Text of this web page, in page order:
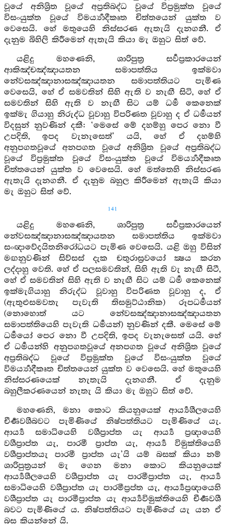
වූයේ අනිශ්‍රිත වූයේ අප්‍රතිබද්ධ වූයේ විප්‍රමුක්ත වූයේ
විසංයුක්ත වූයේ විමර්‍ය්‍යාදීකෘත චිත්තයෙන් යුක්ත ව
වෙසෙයි. හේ මතුයෙහි නිස්සරණ ඇතැයි දැනගනී. ඒ
දැනුම බිහිලි කිරීමෙන් ඇතැයි කියා මැ ඔහුට සිත් වේ.
යළිදු මහණෙනි, ශාරිපුත්‍ර සර්‍වප්‍රකාරයෙන්
ආකිඤ්චඤ්ඤායතන සමාපත්තිය ඉක්මවා
නේවසඤ්ඤානාසඤ්ඤායතන සමාපත්තියට පැමිණ
වෙසෙයි, හේ ඒ සමවතින් සිහි ඇති ව නැඟී සිටි, හේ ඒ
සමවතින් සිහි ඇති ව නැඟී සිට යම් ධර්‍ම කෙනෙක්
ඉක්මැ ගියාහු නිරුද්ධ වූවාහු විපරිණත වූවාහු ද ඒ ධර්‍මයන්
විදසුන් නුවණින් දකී: ‘මෙසේ මේ දහම්හු පෙර නො වී
උපදිති, ඉපද වැනැසෙත්’ යයි, හේ ඒ දහම්හි
අනුපගතවූයේ අනපගත වූයේ අනිශ්‍රිත වූයේ අප්‍රතිබද්ධ
වූයේ විප්‍රමුක්ත වූයේ විසංයුක්ත වූයේ විමර්‍ය්‍යාදීකෘත
චිත්තයෙන් යුක්ත ව වෙසෙයි. හේ මත්තෙහි නිස්සරණ
ඇතැයි දැනගනී. ඒ දැනුම බහුල කිරීමෙන් ඇතැයි කියා
මැ ඔහුට සිත් වේ.
141
යළිදු මහණෙනි, ශාරිපුත්‍ර සර්‍වප්‍රකාරයෙන්
නේවසඤ්ඤානාසඤ්ඤායතන සමාපත්තිය ඉක්මවා
සංඥාවේදයිතනිරෝධයට පැමිණ වෙසෙයි. යළි ඔහු විසින්
මඟනුවණින් සිව්සස් දැක චතුරාස්‍රවයෝ ක්‍ෂය කරන
ලද්දාහු වෙති. හේ ඒ පලසමවතින්, සිහි ඇති වැ නැඟී සිටී,
හේ ඒ සමවතින් සිහි ඇති ව නැඟී සිට යම් ධර්‍ම කෙනෙක්
ඉක්මැගියාහු නිරුද්ධ වූවාහු විපරිණත වූවාහු ද, ඒ
(ඇතුළුසමවතැ පැවැති තිසමුට්ඨානික) රූපධර්‍මයන්
(නොහොත් යට නේවසඤ්ඤානාසඤ්ඤායතන
සමාපත්තියෙහි පැවැති ධර්‍මයන්) නුවණින් දකී. මෙසේ මේ
ධර්‍මයෝ පෙර නො වී උපදිති, ඉපද වැනැසෙත් යයි. හේ
ඒ ධර්‍මයන්හි අනුපගතවූයේ අනපගත වූයේ අනිශ්‍රිත වූයේ
අප්‍රතිබද්ධ වූයේ විප්‍රමුක්ත වූයේ විසංයුක්ත වූයේ
විමර්‍ය්‍යාදීකෘත චිත්තයෙන් යුක්ත ව වෙසෙයි. හේ මතුයෙහි
නිස්සරණයෙක් නැතැයි දැනගනී. ඒ දැනුම
බහුලීකරණයෙන් නැතැ යි කියා මැ ඔහුට සිත් වේ.
මහණෙනි, මනා කොට කියනුයෙක් ආර්‍ය්‍යශීලයෙහි
චීර්‍ණවශීබවට පැමිණියේ නිෂ්පත්තියට පැමිණියේ යැ.
ආර්‍ය්‍ය සමාධියෙහි වශීප්‍රාප්ත යැ ආර්‍ය්‍ය ප්‍රඥායෙහි
වශීප්‍රාප්ත යැ, පාරමී ප්‍රාප්ත යැ, ආර්‍ය්‍ය විමුක්තියෙහි
වශීප්‍රාප්තයැ පාරමී ප්‍රාප්ත යැ’යි යම් බසක් කියා නම්
ශාරිපුත්‍රයන් මැ ගෙන මනා කොට කියනුයෙක්
ආර්‍ය්‍යශීලයෙහි වශීප්‍රාප්ත යැ පාරමීප්‍රාප්ත යැ, ආර්‍ය්‍ය
සමාධියෙහි වශීප්‍රාප්ත යැ පාරමීප්‍රප්ත යැ, ආර්‍ය්‍යප්‍රඥායෙහි
වශීප්‍රාප්ත යැ පාරමීප්‍රාප්ත යැ ආර්‍ය්‍යවිමුක්තියෙහි චීර්‍ණවශී
බවට පැමිණියේ ය. නිෂ්පත්තියට පැමිණියේ යැ යන ඒ
බස කියන්නේ යි.